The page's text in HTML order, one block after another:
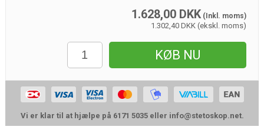
1.628,00 DKK(Inkl. moms)
1.302,40 DKK (ekskl. moms)
KØB NU
Vi er klar til at hjælpe på 6171 5035 eller info@stetoskop.net.